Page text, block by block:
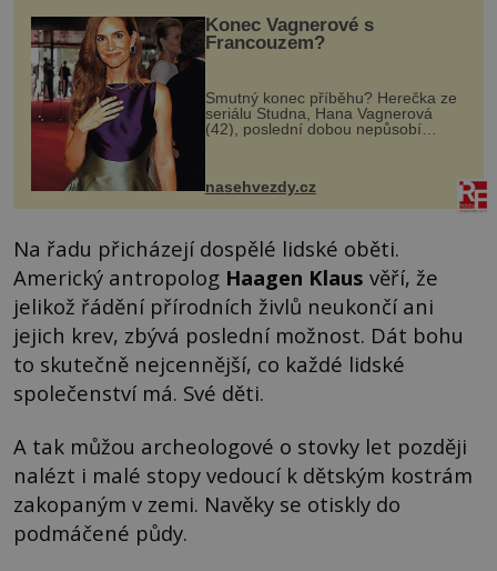
Konec Vagnerové s
Francouzem?
Smutný konec příběhu? Herečka ze
seriálu Studna, Hana Vagnerová
(42), poslední dobou nepůsobí
nasehvezdy.cz
Na řadu přicházejí dospělé lidské oběti.
Americký antropolog Haagen Klaus věří, že
jelikož řádění přírodních živlů neukončí ani
jejich krev, zbývá poslední možnost. Dát bohu
to skutečně nejcennější, co každé lidské
společenství má. Své děti.
A tak můžou archeologové o stovky let později
nalézt i malé stopy vedoucí k dětským kostrám
zakopaným v zemi. Navěky se otiskly do
podmáčené půdy.